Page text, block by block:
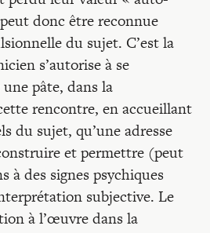
donc être reconnue
du sujet. C’est la
s’autorise à se
pâte, dans la
rencontre, en accueillant
du sujet, qu’une adresse
et permettre (peut
à des signes psychiques
subjective. Le
à l’œuvre dans la